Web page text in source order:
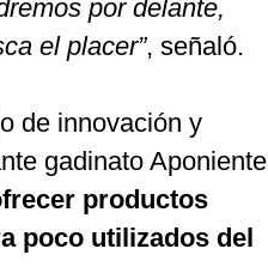
por delante,
el placer”, señaló.
de innovación y
gadinato Aponiente
productos
poco utilizados del